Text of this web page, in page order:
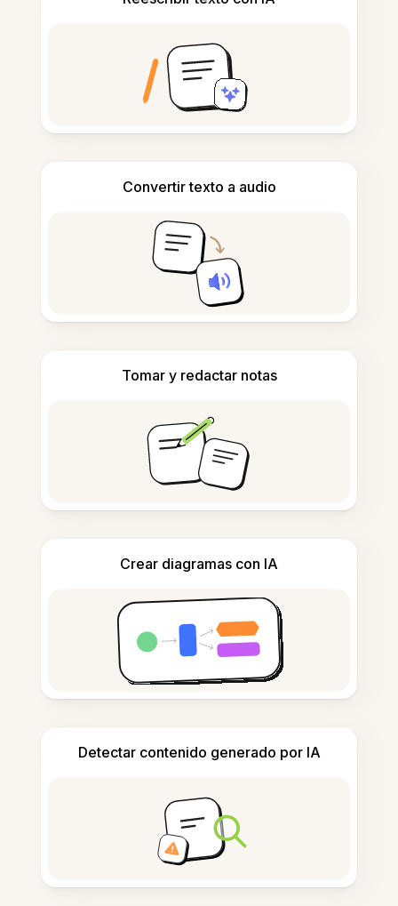
Convertir texto a audio
Tomar y redactar notas
Crear diagramas con IA
Detectar contenido generado por IA